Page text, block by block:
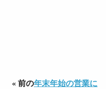
« 前の年末年始の営業に